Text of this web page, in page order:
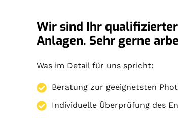
Wir sind Ihr
Anlagen. Sehr gerne
Was im Detail für uns spricht:
Beratung zur geeignetsten
Individuelle Überprüfung des